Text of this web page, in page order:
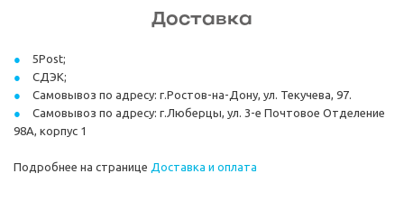
Доставка
5Post;
СДЭК;
Самовывоз по адресу: г.Ростов-на-Дону, ул. Текучева, 97.
Самовывоз по адресу: г.Люберцы, ул. 3-е Почтовое Отделение
98А, корпус 1
Подробнее на странице Доставка и оплата